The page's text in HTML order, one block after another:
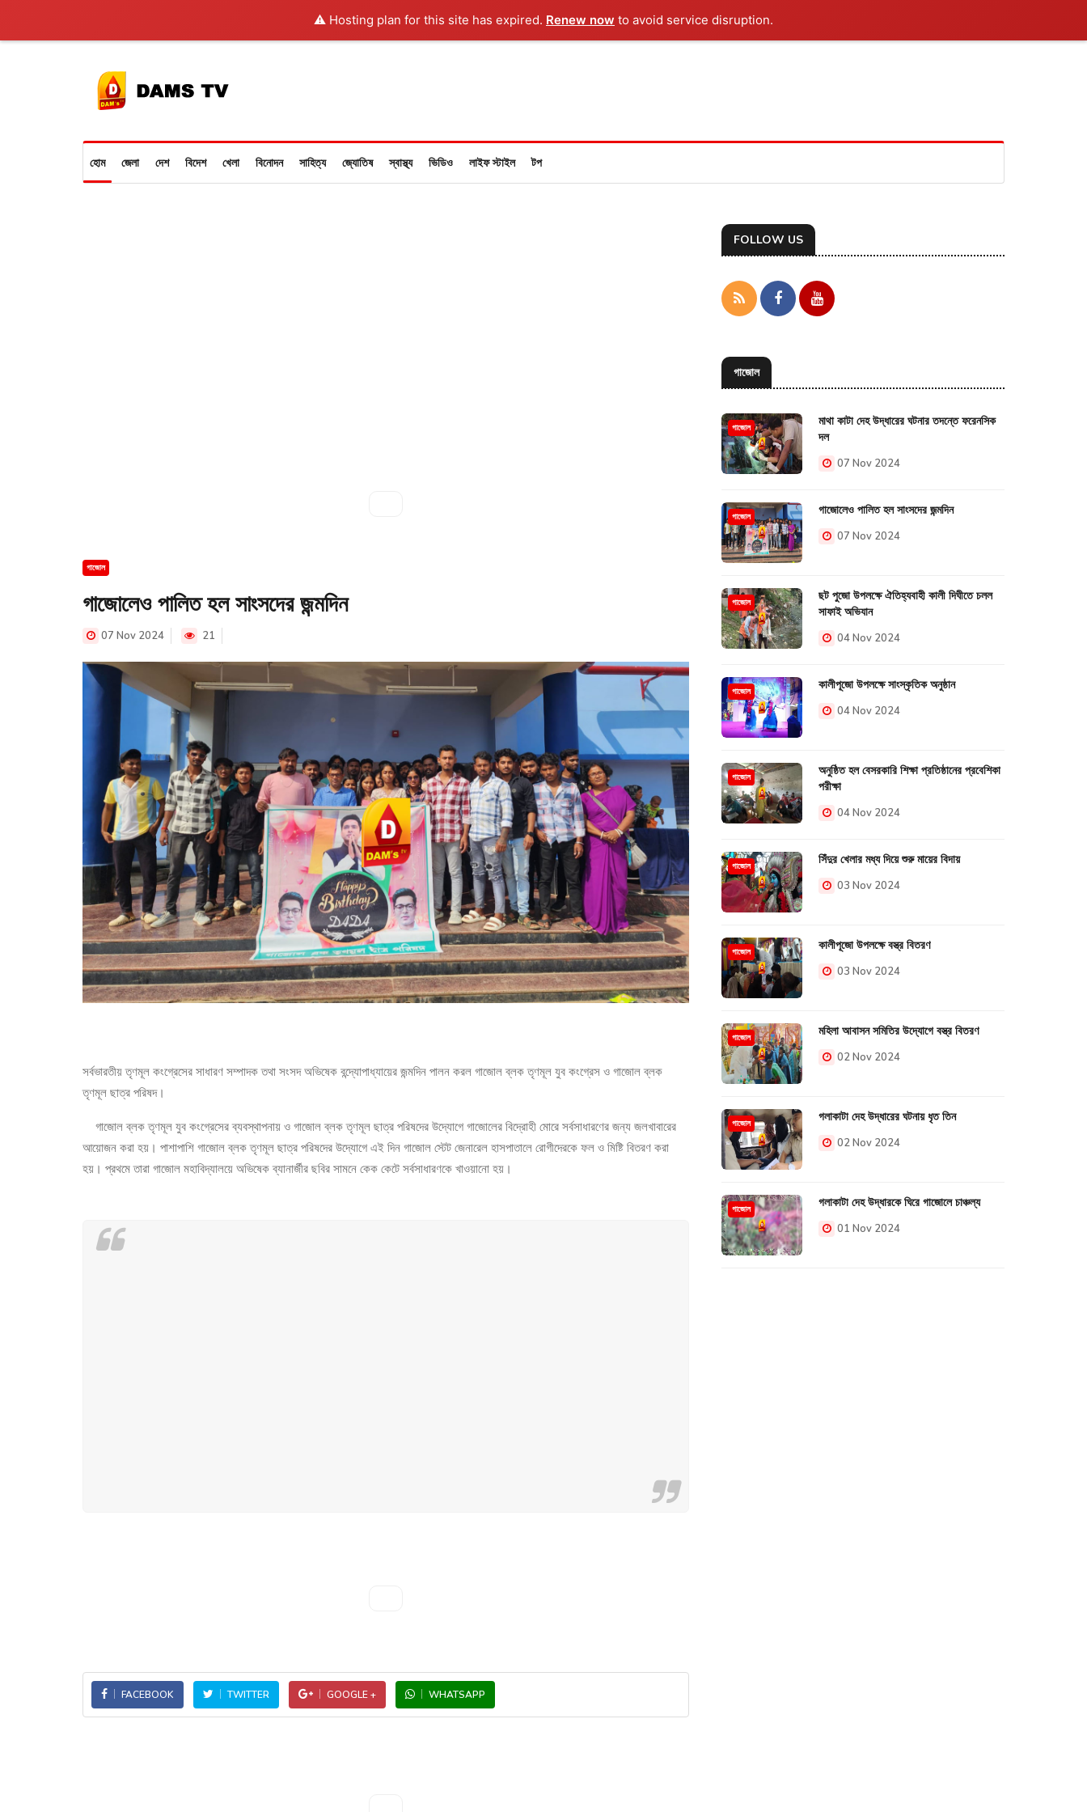
⚠️ Hosting plan for this site has expired. Renew now to avoid service disruption.
হোম জেলা দেশ বিদেশ খেলা বিনোদন সাহিত্য জ্যোতিষ স্বাস্থ্য ভিডিও লাইফ স্টাইল টপ
গাজোল
গাজোলেও পালিত হল সাংসদের জন্মদিন
07 Nov 2024 21
সর্বভারতীয় তৃণমূল কংগ্রেসের সাধারণ সম্পাদক তথা সংসদ অভিষেক বন্দ্যোপাধ্যায়ের জন্মদিন পালন করল গাজোল ব্লক তৃণমূল যুব কংগ্রেস ও গাজোল ব্লক
তৃণমূল ছাত্র পরিষদ।
গাজোল ব্লক তৃণমূল যুব কংগ্রেসের ব্যবস্থাপনায় ও গাজোল ব্লক তৃণমূল ছাত্র পরিষদের উদ্যোগে গাজোলের বিদ্রোহী মোরে সর্বসাধারণের জন্য জলখাবারের
আয়োজন করা হয়। পাশাপাশি গাজোল ব্লক তৃণমূল ছাত্র পরিষদের উদ্যোগে এই দিন গাজোল স্টেট জেনারেল হাসপাতালে রোগীদেরকে ফল ও মিষ্টি বিতরণ করা
হয়। প্রথমে তারা গাজোল মহাবিদ্যালয়ে অভিষেক ব্যানার্জীর ছবির সামনে কেক কেটে সর্বসাধারণকে খাওয়ানো হয়।
FACEBOOK TWITTER GOOGLE + WHATSAPP
FOLLOW US
গাজোল
গাজোল
মাথা কাটা দেহ উদ্ধারের ঘটনার তদন্তে ফরেনসিক
দল
07 Nov 2024
গাজোল গাজোলেও পালিত হল সাংসদের জন্মদিন
07 Nov 2024
গাজোল
ছট পুজো উপলক্ষে ঐতিহ্যবাহী কালী দিঘীতে চলল
সাফাই অভিযান
04 Nov 2024
গাজোল কালীপূজো উপলক্ষে সাংস্কৃতিক অনুষ্ঠান
04 Nov 2024
গাজোল
অনুষ্ঠিত হল বেসরকারি শিক্ষা প্রতিষ্ঠানের প্রবেশিকা
পরীক্ষা
04 Nov 2024
গাজোল সিঁদুর খেলার মধ্য দিয়ে শুরু মায়ের বিদায়
03 Nov 2024
গাজোল কালীপূজো উপলক্ষে বস্ত্র বিতরণ
03 Nov 2024
গাজোল মহিলা আবাসন সমিতির উদ্যোগে বস্ত্র বিতরণ
02 Nov 2024
গাজোল গলাকাটা দেহ উদ্ধারের ঘটনায় ধৃত তিন
02 Nov 2024
গাজোল গলাকাটা দেহ উদ্ধারকে ঘিরে গাজোলে চাঞ্চল্য
01 Nov 2024